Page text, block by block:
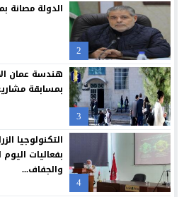
21:09 “العلوم التطبيقية” تحتضن
20:54 حملة عالمية لكفالة أيتام غزة:
18:45 فراس العرابي يهنيء الدكتور
2
الدولة مصانة
3
هندسة عمان
بمسابقة
4
التكنولوجيا
بفعاليات
والجفاف...